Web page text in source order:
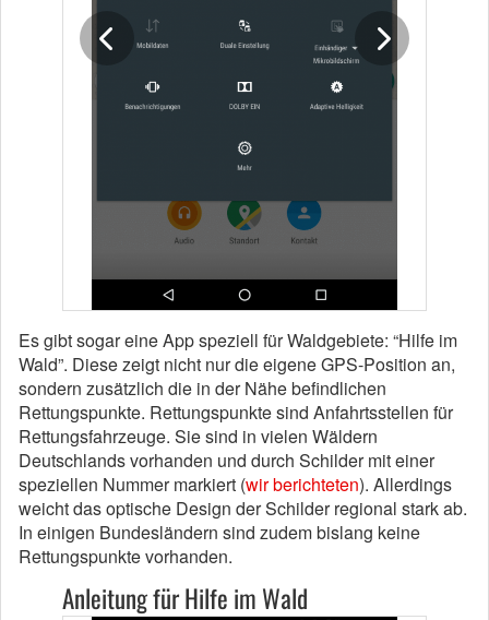
Es gibt sogar eine App speziell für Waldgebiete: “Hilfe im
Wald”. Diese zeigt nicht nur die eigene GPS-Position an,
sondern zusätzlich die in der Nähe befindlichen
Rettungspunkte. Rettungspunkte sind Anfahrtsstellen für
Rettungsfahrzeuge. Sie sind in vielen Wäldern
Deutschlands vorhanden und durch Schilder mit einer
speziellen Nummer markiert (wir berichteten). Allerdings
weicht das optische Design der Schilder regional stark ab.
In einigen Bundesländern sind zudem bislang keine
Rettungspunkte vorhanden.
Anleitung für Hilfe im Wald